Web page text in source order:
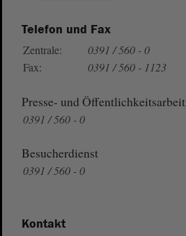
Telefon und Fax
Zentrale:
0391 / 560 - 0
Fax:
0391 / 560 - 1123
Presse- und Öffentlichkeitsarbeit
0391 / 560 - 0
Besucherdienst
0391 / 560 - 0
Kontakt